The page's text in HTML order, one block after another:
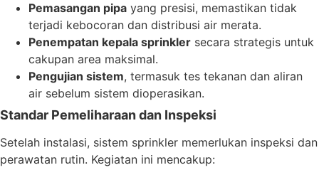
Pemasangan pipa yang presisi, memastikan tidak
terjadi kebocoran dan distribusi air merata.
Penempatan kepala sprinkler secara strategis untuk
cakupan area maksimal.
Pengujian sistem, termasuk tes tekanan dan aliran
air sebelum sistem dioperasikan.
Standar Pemeliharaan dan Inspeksi
Setelah instalasi, sistem sprinkler memerlukan inspeksi dan
perawatan rutin. Kegiatan ini mencakup: